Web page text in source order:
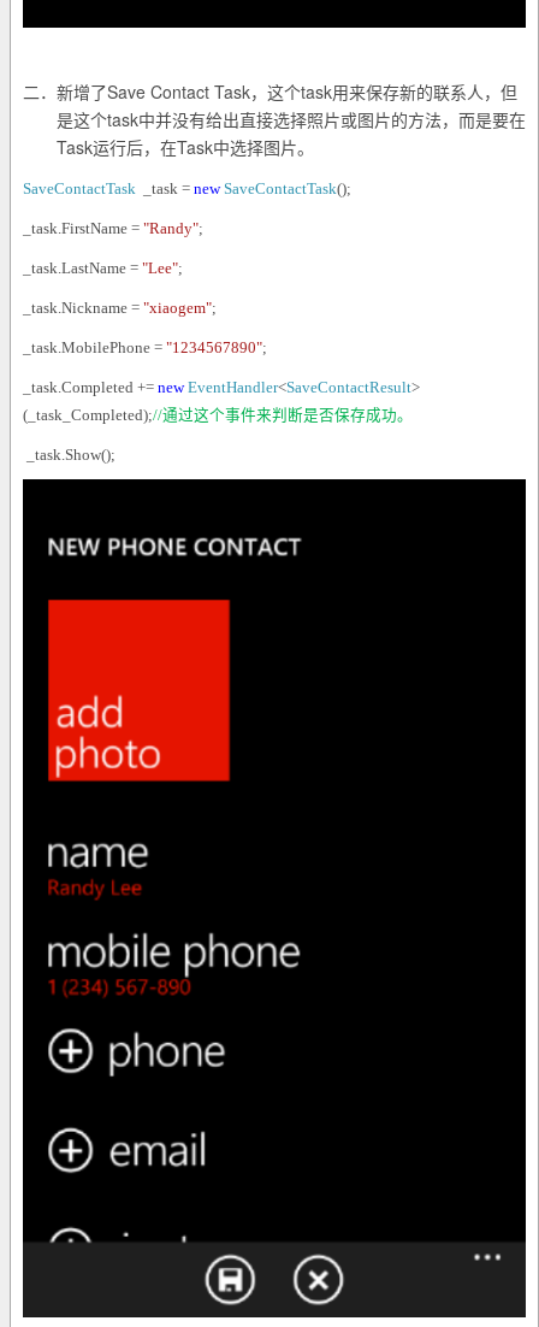
二． 新增了Save Contact Task，这个task用来保存新的联系人，但
是这个task中并没有给出直接选择照片或图片的方法，而是要在
Task运行后，在Task中选择图片。
SaveContactTask _task = new SaveContactTask();
_task.FirstName = "Randy";
_task.LastName = "Lee";
_task.Nickname = "xiaogem";
_task.MobilePhone = "1234567890";
_task.Completed += new EventHandler<SaveContactResult>
(_task_Completed);//通过这个事件来判断是否保存成功。
_task.Show();